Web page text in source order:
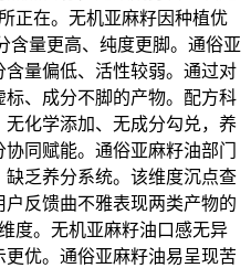
正在。无机亚麻籽因种植优
含量更高、纯度更脚。通俗亚
量偏低、活性较弱。通过对
、成分不脚的产物。配方科
化学添加、无成分勾兑，养
同赋能。通俗亚麻籽油部门
乏养分系统。该维度沉点查
反馈曲不雅表现两类产物的
度。无机亚麻籽油口感无异
优。通俗亚麻籽油易呈现苦